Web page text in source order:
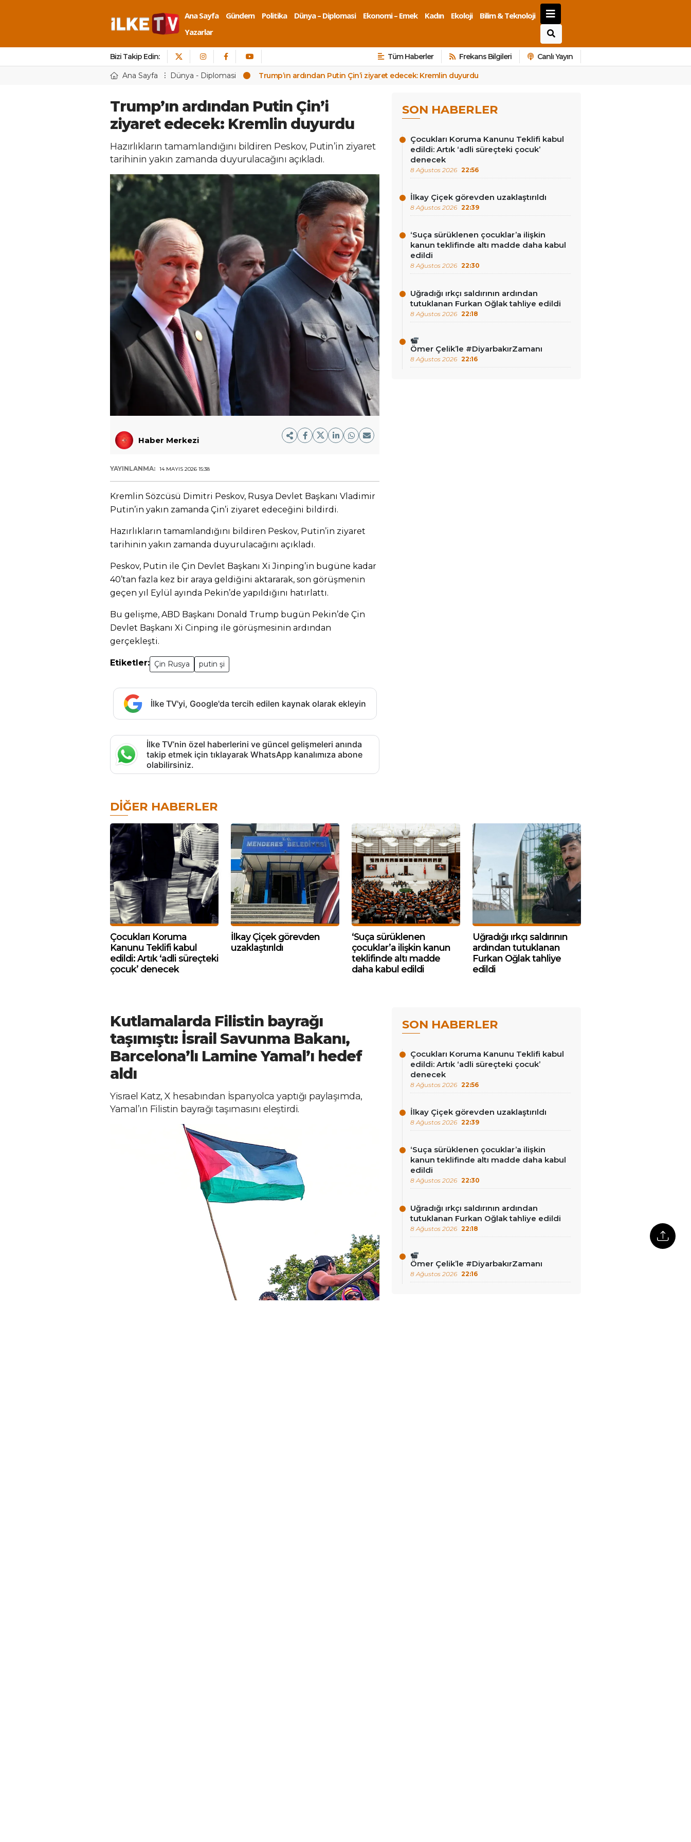
Ana Sayfa Gündem Politika Dünya – Diplomasi Ekonomi – Emek Kadın Ekoloji
Bilim & Teknoloji
Yazarlar
Bizi Takip Edin: Tüm Haberler Frekans Bilgileri Canlı Yayın
Ana Sayfa Dünya - Diplomasi Trump’ın ardından Putin Çin’i ziyaret edecek: Kremlin duyurdu
Trump’ın ardından Putin Çin’i
ziyaret edecek: Kremlin duyurdu
Hazırlıkların tamamlandığını bildiren Peskov, Putin’in ziyaret
tarihinin yakın zamanda duyurulacağını açıkladı.
Haber Merkezi
YAYINLANMA: 14 MAYIS 2026 15:38
Kremlin Sözcüsü Dimitri Peskov, Rusya Devlet Başkanı Vladimir
Putin’in yakın zamanda Çin’i ziyaret edeceğini bildirdi.
Hazırlıkların tamamlandığını bildiren Peskov, Putin’in ziyaret
tarihinin yakın zamanda duyurulacağını açıkladı.
Peskov, Putin ile Çin Devlet Başkanı Xi Jinping’in bugüne kadar
40’tan fazla kez bir araya geldiğini aktararak, son görüşmenin
geçen yıl Eylül ayında Pekin’de yapıldığını hatırlattı.
Bu gelişme, ABD Başkanı Donald Trump bugün Pekin’de Çin
Devlet Başkanı Xi Cinping ile görüşmesinin ardından
gerçekleşti.
Etiketler: Çin Rusya putin şi
İlke TV'yi, Google'da tercih edilen kaynak olarak ekleyin
İlke TV’nin özel haberlerini ve güncel gelişmeleri anında
takip etmek için tıklayarak WhatsApp kanalımıza abone
olabilirsiniz.
SON HABERLER
Çocukları Koruma Kanunu Teklifi kabul
edildi: Artık ‘adli süreçteki çocuk’
denecek
8 Ağustos 2026 22:56
İlkay Çiçek görevden uzaklaştırıldı
8 Ağustos 2026 22:39
‘Suça sürüklenen çocuklar’a ilişkin
kanun teklifinde altı madde daha kabul
edildi
8 Ağustos 2026 22:30
Uğradığı ırkçı saldırının ardından
tutuklanan Furkan Oğlak tahliye edildi
8 Ağustos 2026 22:18
Ömer Çelik’le #DiyarbakırZamanı
8 Ağustos 2026 22:16
DIĞER HABERLER
Çocukları Koruma
Kanunu Teklifi kabul
edildi: Artık ‘adli süreçteki
çocuk’ denecek
İlkay Çiçek görevden
uzaklaştırıldı
‘Suça sürüklenen
çocuklar’a ilişkin kanun
teklifinde altı madde
daha kabul edildi
Uğradığı ırkçı saldırının
ardından tutuklanan
Furkan Oğlak tahliye
edildi
Kutlamalarda Filistin bayrağı
taşımıştı: İsrail Savunma Bakanı,
Barcelona’lı Lamine Yamal’ı hedef
aldı
Yisrael Katz, X hesabından İspanyolca yaptığı paylaşımda,
Yamal’ın Filistin bayrağı taşımasını eleştirdi.
SON HABERLER
Çocukları Koruma Kanunu Teklifi kabul
edildi: Artık ‘adli süreçteki çocuk’
denecek
8 Ağustos 2026 22:56
İlkay Çiçek görevden uzaklaştırıldı
8 Ağustos 2026 22:39
‘Suça sürüklenen çocuklar’a ilişkin
kanun teklifinde altı madde daha kabul
edildi
8 Ağustos 2026 22:30
Uğradığı ırkçı saldırının ardından
tutuklanan Furkan Oğlak tahliye edildi
8 Ağustos 2026 22:18
Ömer Çelik’le #DiyarbakırZamanı
8 Ağustos 2026 22:16